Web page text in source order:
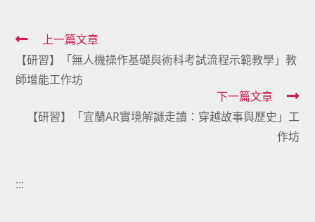
Read
more
articles
上一篇文章
【研習】「無人機操作基礎與術科考試流程示範教學」教
師增能工作坊
下一篇文章
【研習】「宜蘭AR實境解謎走讀：穿越故事與歷史」工
作坊
:::